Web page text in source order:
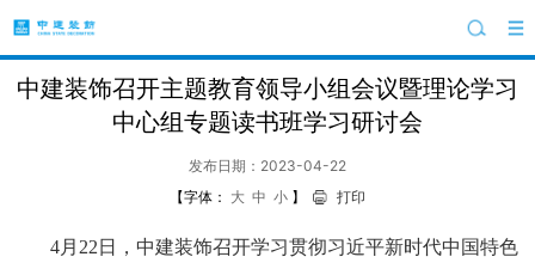
中建装饰召开主题教育领导小组会议暨理论学习
中心组专题读书班学习研讨会
发布日期：2023-04-22
【字体： 大 中 小 】 打印
4月22日，中建装饰召开学习贯彻习近平新时代中国特色